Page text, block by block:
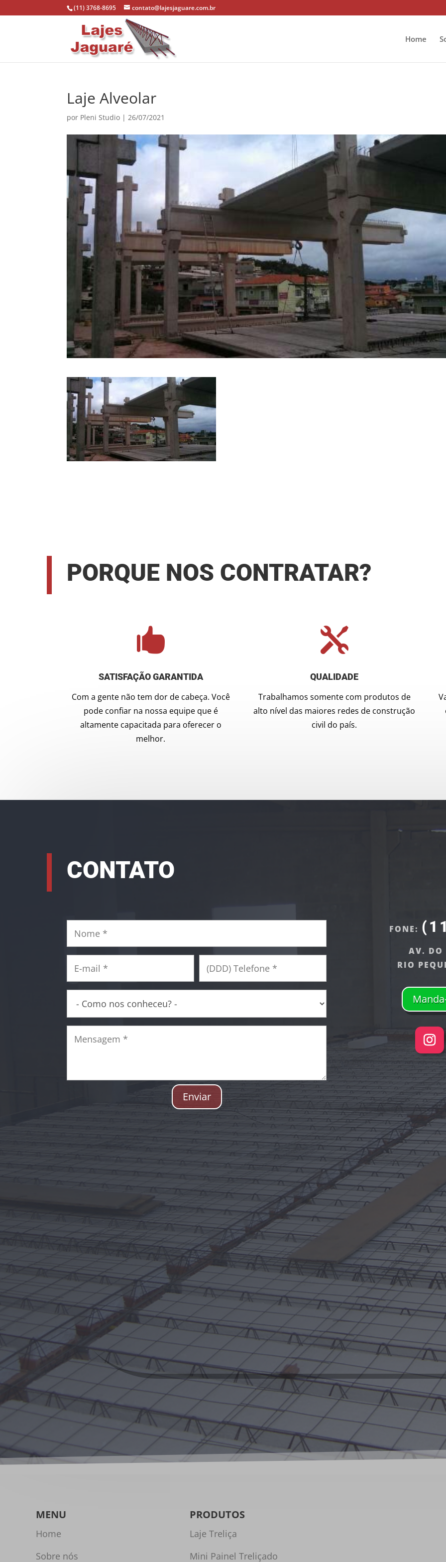
(11) 3768-8695 contato@lajesjaguare.com.br
Home
Laje Alveolar
por Pleni Studio |26/07/2021
PORQUE NOS CONTRATAR?

SATISFAÇÃO GARANTIDA
Com a gente não tem dor de cabeça. Você
pode confiar na nossa equipe que é
altamente capacitada para oferecer o
melhor.

QUALIDADE
Trabalhamos somente com produtos de
alto nível das maiores redes de construção
civil do país.
CONTATO
Enviar
FONE:
AV. DO
RIO
MENU
Home
Sobre nós
PRODUTOS
Laje Treliça
Mini Painel Treliçado